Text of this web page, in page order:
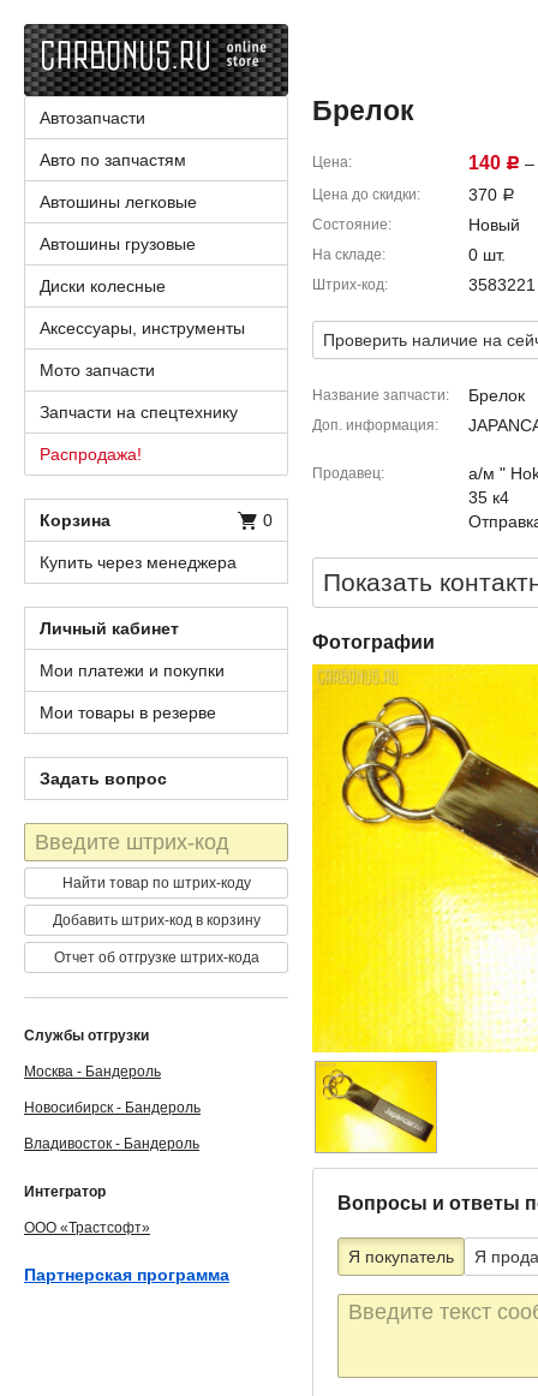
Брелок
Цена 140 Р –
Цена до скидки 370 Р
Состояние Новый
На складе 0 шт.
Штрих-код 3583221
Проверить наличие на
Название запчасти Брелок
Доп. информация
Продавец
а/м "
35 к4
Показать
Фотографии
Вопросы и ответы
Я покупатель Я
Текст
сообщения
Автозапчасти
Авто по запчастям
Автошины легковые
Автошины грузовые
Диски колесные
Аксессуары, инструменты
Мото запчасти
Запчасти на спецтехнику
Распродажа!
Корзина 0
Купить через менеджера
Личный кабинет
Мои платежи и покупки
Мои товары в резерве
Задать вопрос
Штрих-
код
Найти товар по штрих-коду
Добавить штрих-код в корзину
Отчет об отгрузке штрих-кода
Службы отгрузки
Москва - Бандероль
Новосибирск - Бандероль
Владивосток - Бандероль
Интегратор
ООО «Трастсофт»
Партнерская программа